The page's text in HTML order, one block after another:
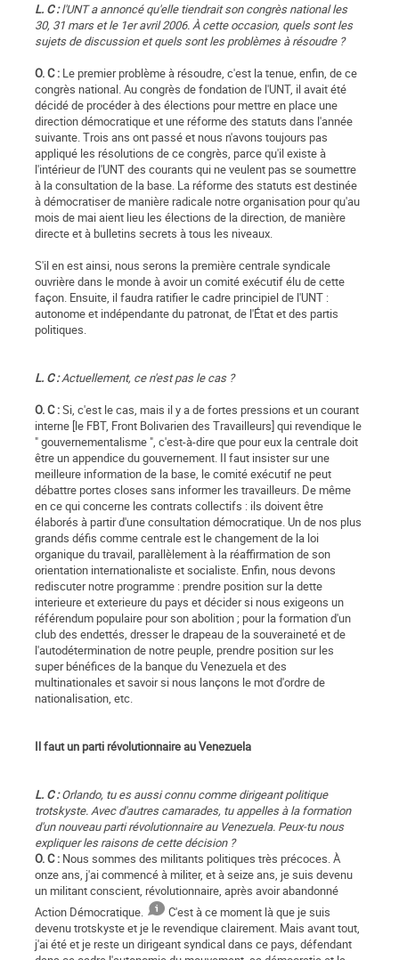
L. C :l'UNT a annoncé qu'elle tiendrait son congrès national les
30, 31 mars et le 1er avril 2006. À cette occasion, quels sont les
sujets de discussion et quels sont les problèmes à résoudre ?
O. C : Le premier problème à résoudre, c'est la tenue, enfin, de ce
congrès national. Au congrès de fondation de l'UNT, il avait été
décidé de procéder à des élections pour mettre en place une
direction démocratique et une réforme des statuts dans l'année
suivante. Trois ans ont passé et nous n'avons toujours pas
appliqué les résolutions de ce congrès, parce qu'il existe à
l'intérieur de l'UNT des courants qui ne veulent pas se soumettre
à la consultation de la base. La réforme des statuts est destinée
à démocratiser de manière radicale notre organisation pour qu'au
mois de mai aient lieu les élections de la direction, de manière
directe et à bulletins secrets à tous les niveaux.
S'il en est ainsi, nous serons la première centrale syndicale
ouvrière dans le monde à avoir un comité exécutif élu de cette
façon. Ensuite, il faudra ratifier le cadre principiel de l'UNT :
autonome et indépendante du patronat, de l'État et des partis
politiques.
L. C :Actuellement, ce n'est pas le cas ?
O. C :Si, c'est le cas, mais il y a de fortes pressions et un courant
interne [le FBT, Front Bolivarien des Travailleurs] qui revendique le
" gouvernementalisme ", c'est-à-dire que pour eux la centrale doit
être un appendice du gouvernement. Il faut insister sur une
meilleure information de la base, le comité exécutif ne peut
débattre portes closes sans informer les travailleurs. De même
en ce qui concerne les contrats collectifs : ils doivent être
élaborés à partir d'une consultation démocratique. Un de nos plus
grands défis comme centrale est le changement de la loi
organique du travail, parallèlement à la réaffirmation de son
orientation internationaliste et socialiste. Enfin, nous devons
rediscuter notre programme : prendre position sur la dette
interieure et exterieure du pays et décider si nous exigeons un
référendum populaire pour son abolition ; pour la formation d'un
club des endettés, dresser le drapeau de la souveraineté et de
l'autodétermination de notre peuple, prendre position sur les
super bénéfices de la banque du Venezuela et des
multinationales et savoir si nous lançons le mot d'ordre de
nationalisation, etc.
Il faut un parti révolutionnaire au Venezuela
L. C :Orlando, tu es aussi connu comme dirigeant politique
trotskyste. Avec d'autres camarades, tu appelles à la formation
d'un nouveau parti révolutionnaire au Venezuela. Peux-tu nous
expliquer les raisons de cette décision ?
O. C : Nous sommes des militants politiques très précoces. À
onze ans, j'ai commencé à militer, et à seize ans, je suis devenu
un militant conscient, révolutionnaire, après avoir abandonné
Action Démocratique.
C'est à ce moment là que je suis
devenu trotskyste et je le revendique clairement. Mais avant tout,
j'ai été et je reste un dirigeant syndical dans ce pays, défendant